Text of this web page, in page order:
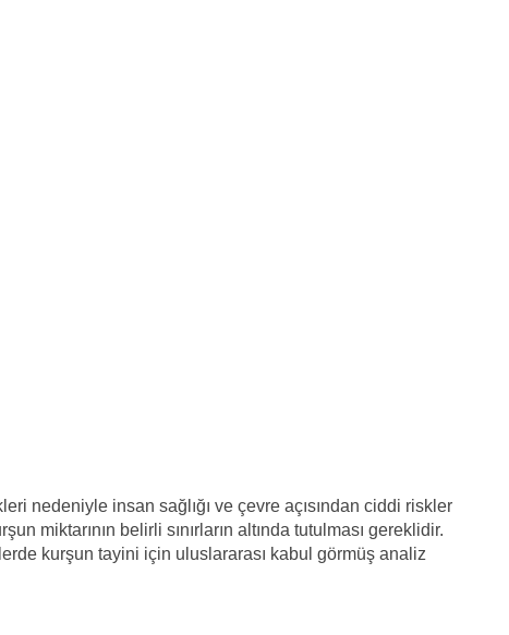
nedeniyle insan sağlığı ve çevre açısından ciddi riskler
miktarının belirli sınırların altında tutulması gereklidir.
kurşun tayini için uluslararası kabul görmüş analiz